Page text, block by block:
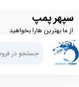
سپهر پمپ
از ما بهترین هارا بخواهید
حساب کاربری من
تغییر گذر واژه
سفارشات